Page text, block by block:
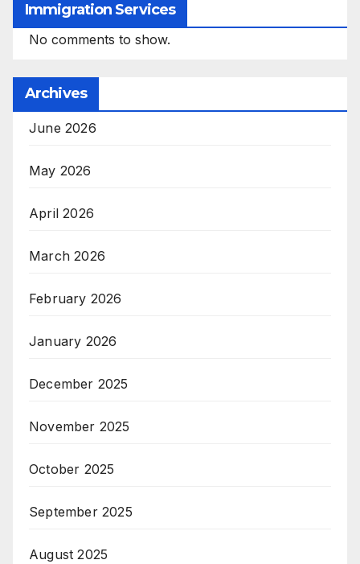
Immigration Services
No comments to show.
Archives
June 2026
May 2026
April 2026
March 2026
February 2026
January 2026
December 2025
November 2025
October 2025
September 2025
August 2025